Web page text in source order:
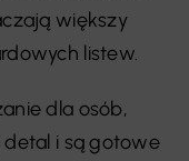
większy
listew.
dla osób,
i są gotowe